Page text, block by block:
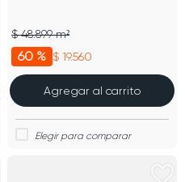
60 % $ 19.560
$ 48.899 m²
Agregar al carrito